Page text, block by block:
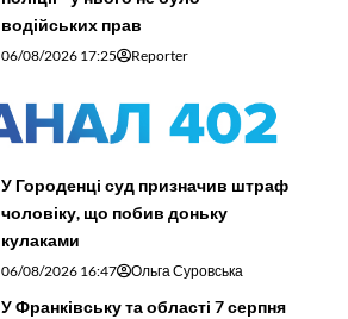
водійських прав
06/08/2026 17:25 Reporter
У Городенці суд призначив штраф
чоловіку, що побив доньку
кулаками
06/08/2026 16:47 Ольга Суровська
У Франківську та області 7 серпня